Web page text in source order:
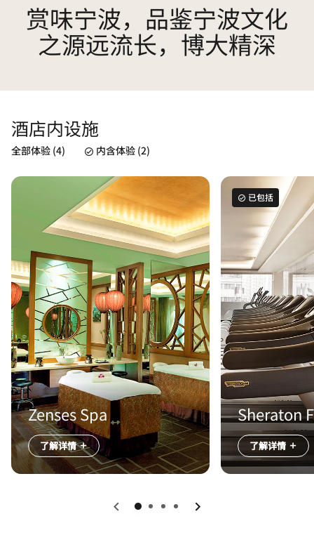
赏味宁波，品鉴宁波文化
之源远流长，博大精深
酒店内设施
全部体验 (4) 内含体验 (2)
Zenses Spa
了解详情
已包括
Sheraton
了解详情
上一页 下一页